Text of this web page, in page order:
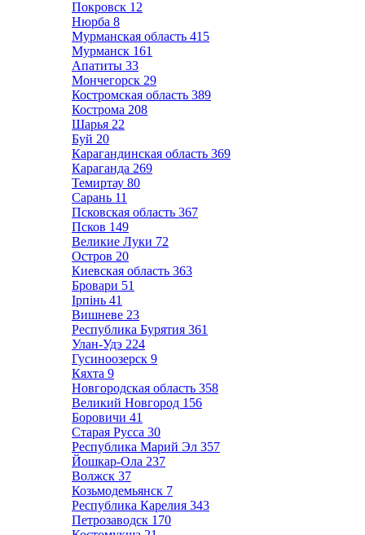
Покровск 12
Нюрба 8
Мурманская область 415
Мурманск 161
Апатиты 33
Мончегорск 29
Костромская область 389
Кострома 208
Шарья 22
Буй 20
Карагандинская область 369
Караганда 269
Темиртау 80
Сарань 11
Псковская область 367
Псков 149
Великие Луки 72
Остров 20
Киевская область 363
Бровари 51
Ірпінь 41
Вишневе 23
Республика Бурятия 361
Улан-Удэ 224
Гусиноозерск 9
Кяхта 9
Новгородская область 358
Великий Новгород 156
Боровичи 41
Старая Русса 30
Республика Марий Эл 357
Йошкар-Ола 237
Волжск 37
Козьмодемьянск 7
Республика Карелия 343
Петрозаводск 170